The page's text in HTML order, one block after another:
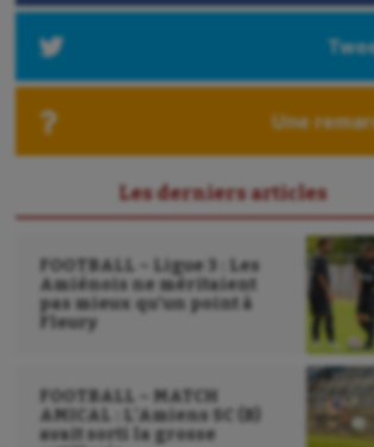
Une
Les derniers articles
FOOTBALL – Ligue 3 : Les
Amiénois ne méritaient
pas mieux qu’un point à
Fleury
FOOTBALL – MATCH
AMICAL : L’Amiens SC (B)
avait sorti la grosse